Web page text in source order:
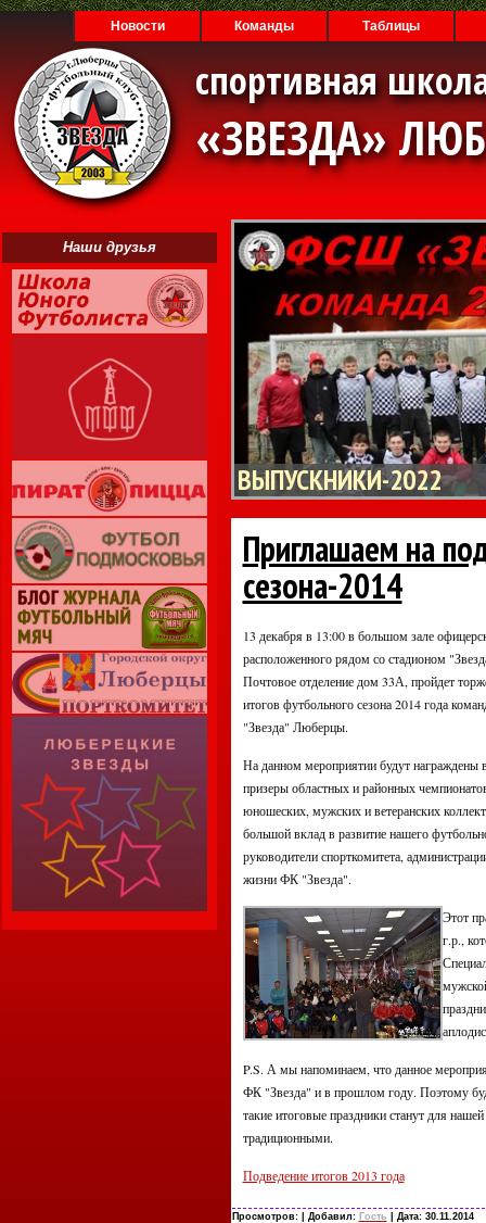
Новости Команды Таблицы
спортивная
«ЗВЕЗДА»
Наши друзья
ВЫПУСКНИКИ-2022
Приглашаем на
сезона-2014
13 декабря в 13:00 в большом зале
расположенного рядом со стадионом
Почтовое отделение дом 33А, пройдет
итогов футбольного сезона 2014 года
"Звезда" Люберцы.
На данном мероприятии будут награждены
призеры областных и районных
юношеских, мужских и ветеранских
большой вклад в развитие нашего
руководители спорткомитета,
жизни ФК "Звезда".
Этот
г.р.,
P.S. А мы напоминаем, что данное
ФК "Звезда" и в прошлом году. Поэтому
такие итоговые праздники станут для
традиционными.
Подведение итогов 2013 года
Просмотров: | Добавил: Гость | Дата: 30.11.2014